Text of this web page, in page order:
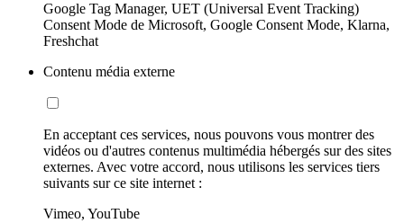
Google Tag Manager, UET (Universal Event Tracking)
Consent Mode de Microsoft, Google Consent Mode, Klarna,
Freshchat
Contenu média externe
En acceptant ces services, nous pouvons vous montrer des
vidéos ou d'autres contenus multimédia hébergés sur des sites
externes. Avec votre accord, nous utilisons les services tiers
suivants sur ce site internet :
Vimeo, YouTube